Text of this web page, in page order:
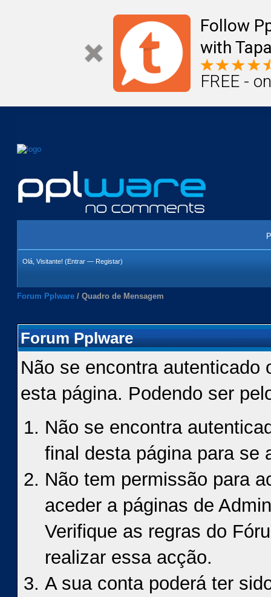
Follow
with
FREE -
Olá, Visitante! (Entrar — Registar)
Forum Pplware / Quadro de Mensagem
Forum Pplware
Não se encontra autenticado
esta página. Podendo ser
Não se encontra
final desta página para se
Não tem permissão para
aceder a páginas de
Verifique as regras do
realizar essa acção.
A sua conta poderá ter